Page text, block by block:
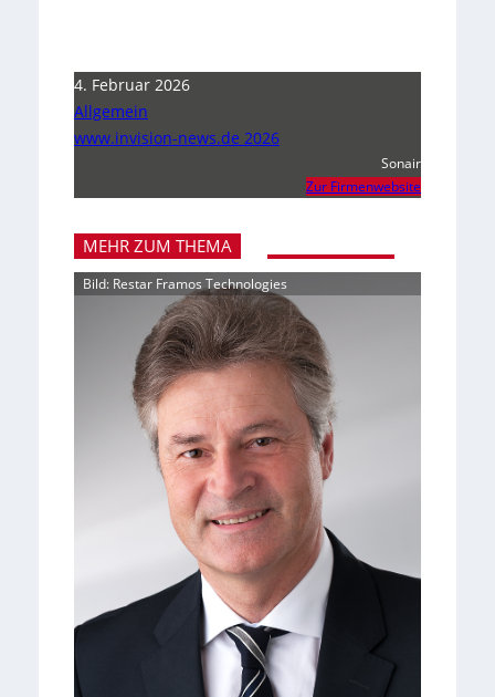
4. Februar 2026
Allgemein
www.invision-news.de 2026
Sonair
Zur Firmenwebsite
MEHR ZUM THEMA
Bild: Restar Framos Technologies